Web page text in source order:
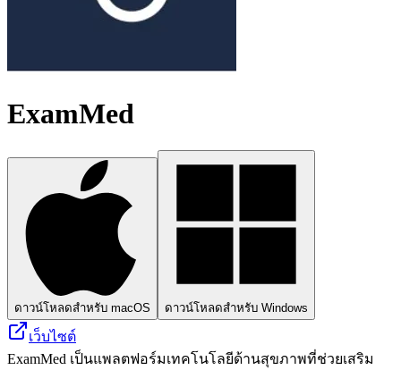
ExamMed
ดาวน์โหลดสำหรับ macOS ดาวน์โหลดสำหรับ Windows
เว็บไซต์
ExamMed เป็นแพลตฟอร์มเทคโนโลยีด้านสุขภาพที่ช่วยเสริม